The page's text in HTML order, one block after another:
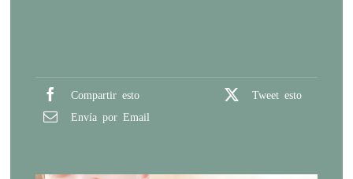
Compartir esto
Tweet esto
Envía por Email